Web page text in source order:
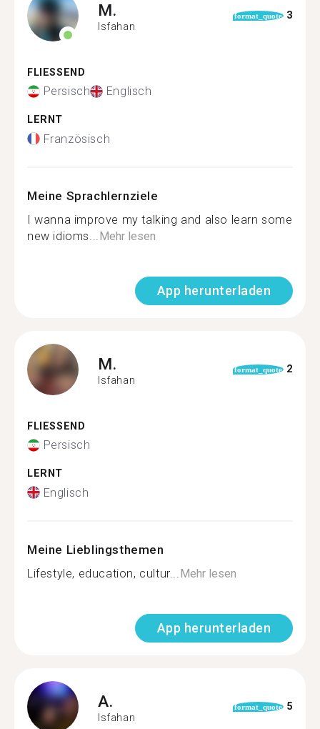
M.
Isfahan
format_quote 3
FLIESSEND
Persisch Englisch
LERNT
Französisch
Meine Sprachlernziele
I wanna improve my talking and also learn some
new idioms... Mehr lesen
App herunterladen
M.
Isfahan
format_quote 2
FLIESSEND
Persisch
LERNT
Englisch
Meine Lieblingsthemen
Lifestyle, education, cultur... Mehr lesen
App herunterladen
A.
Isfahan
format_quote 5